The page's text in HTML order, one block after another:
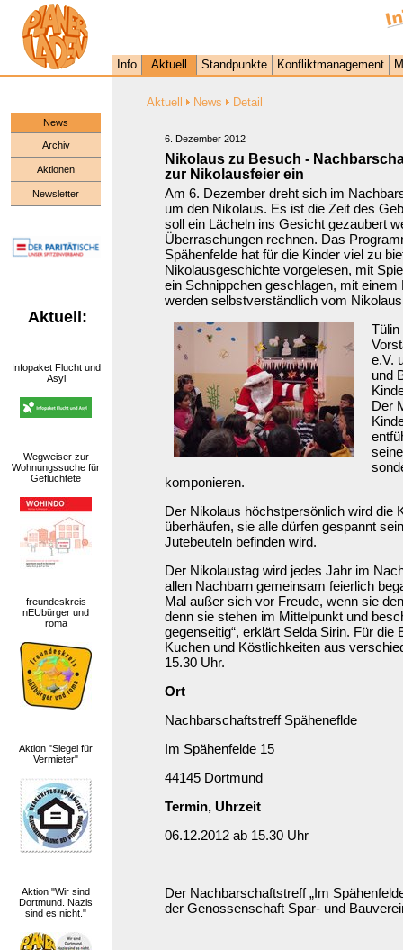
Info Aktuell Standpunkte Konfliktmanagement
News
Archiv
Aktionen
Newsletter
Aktuell:
Infopaket Flucht und
Asyl
Wegweiser zur
Wohnungssuche für
Geflüchtete
freundeskreis
nEUbürger und
roma
Aktion "Siegel für
Vermieter"
Aktion "Wir sind
Dortmund. Nazis
sind es nicht."
Aktuell News Detail
6. Dezember 2012
Nikolaus zu Besuch -
zur Nikolausfeier ein
Am 6. Dezember dreht sich im
um den Nikolaus. Es ist die Zeit des
soll ein Lächeln ins Gesicht gezaubert
Überraschungen rechnen. Das
Spähenfelde hat für die Kinder viel zu
Nikolausgeschichte vorgelesen, mit
ein Schnippchen geschlagen, mit
werden selbstverständlich vom
Tülin
e.V.
und
Der
komponieren.
Der Nikolaus höchstpersönlich wird die
überhäufen, sie alle dürfen gespannt
Jutebeuteln befinden wird.
Der Nikolaustag wird jedes Jahr im
allen Nachbarn gemeinsam feierlich
Mal außer sich vor Freude, wenn sie
denn sie stehen im Mittelpunkt und
gegenseitig“, erklärt Selda Sirin. Für die
Kuchen und Köstlichkeiten aus
15.30 Uhr.
Ort
Nachbarschaftstreff Späheneflde
Im Spähenfelde 15
44145 Dortmund
Termin, Uhrzeit
06.12.2012 ab 15.30 Uhr
Der Nachbarschaftstreff „Im
der Genossenschaft Spar- und